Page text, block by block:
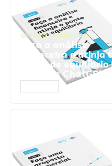
GESTÃO FINANCEIRA
Faça a análise
financeira e atinja o
ponto de equilíbrio
Prompts ChatGPT